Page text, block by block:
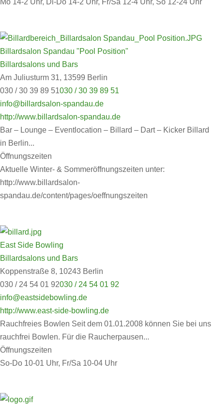
Mo 14-2 Uhr, Di-Do 14-2 Uhr, Fr/Sa 12-4 Uhr, So 12-24 Uhr
Billardsalon Spandau "Pool Position"
Billardsalons und Bars
Am Juliusturm 31, 13599 Berlin
030 / 30 39 89 51030 / 30 39 89 51
info@billardsalon-spandau.de
http://www.billardsalon-spandau.de
Bar – Lounge – Eventlocation – Billard – Dart – Kicker Billard
in Berlin...
Öffnungszeiten
Aktuelle Winter- & Sommeröffnungszeiten unter:
http://www.billardsalon-
spandau.de/content/pages/oeffnungszeiten
East Side Bowling
Billardsalons und Bars
Koppenstraße 8, 10243 Berlin
030 / 24 54 01 92030 / 24 54 01 92
info@eastsidebowling.de
http://www.east-side-bowling.de
Rauchfreies Bowlen Seit dem 01.01.2008 können Sie bei uns
rauchfrei Bowlen. Für die Raucherpausen...
Öffnungszeiten
So-Do 10-01 Uhr, Fr/Sa 10-04 Uhr